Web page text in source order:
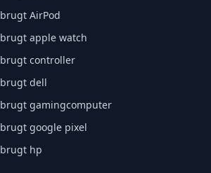
brugt AirPod
brugt apple watch
brugt controller
brugt dell
brugt gamingcomputer
brugt google pixel
brugt hp